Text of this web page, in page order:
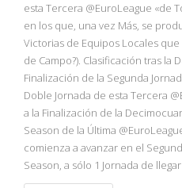
esta Tercera @EuroLeague «de
en los que, una vez Más, se
Victorias de Equipos Locales
de Campo?). Clasificación tras la
Finalización de la Segunda
Doble Jornada de esta Tercera
a la Finalización de la
Season de la Última
comienza a avanzar en el
Season, a sólo 1 Jornada de